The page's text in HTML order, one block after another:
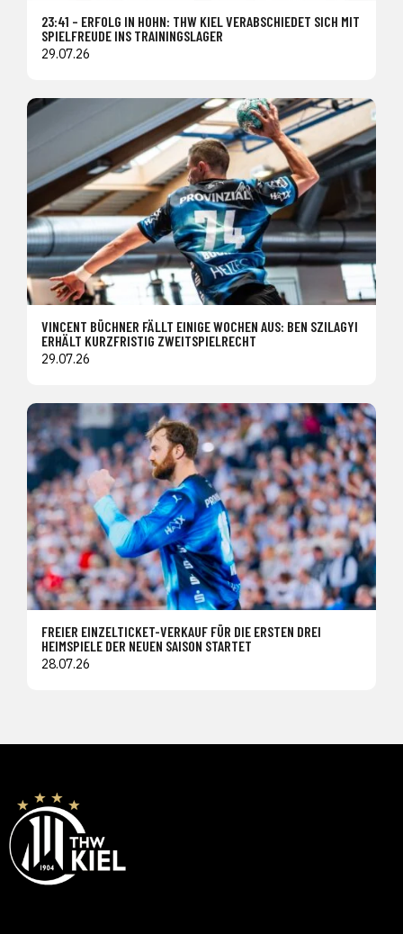
23:41 – ERFOLG IN HOHN: THW KIEL VERABSCHIEDET SICH MIT
SPIELFREUDE INS TRAININGSLAGER
29.07.26
VINCENT BÜCHNER FÄLLT EINIGE WOCHEN AUS: BEN SZILAGYI
ERHÄLT KURZFRISTIG ZWEITSPIELRECHT
29.07.26
FREIER EINZELTICKET-VERKAUF FÜR DIE ERSTEN DREI
HEIMSPIELE DER NEUEN SAISON STARTET
28.07.26